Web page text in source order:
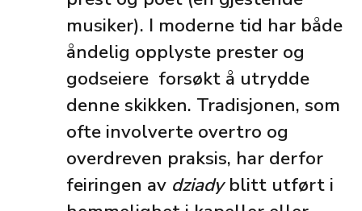
musiker). I moderne tid har både
åndelig opplyste prester og
godseiere forsøkt å utrydde
denne skikken. Tradisjonen, som
ofte involverte overtro og
overdreven praksis, har derfor
feiringen av dziadyblitt utført i